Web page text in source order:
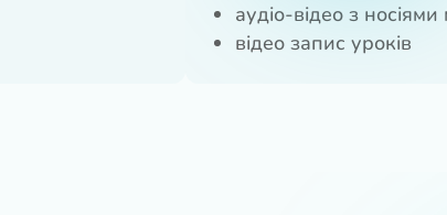
аудіо-відео з
відео запис уроків